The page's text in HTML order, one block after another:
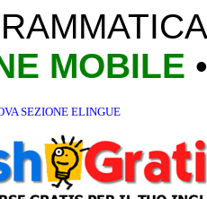
MOBILE
SEZIONE ELINGUE